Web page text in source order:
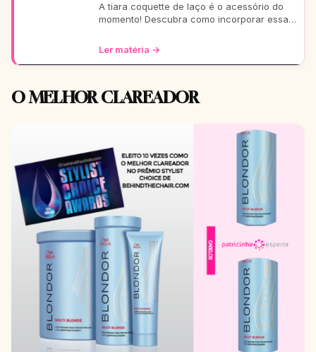
A tiara coquette de laço é o acessório do
momento! Descubra como incorporar essa
looks, do casual ao
Ler matéria →
O MELHOR CLAREADOR